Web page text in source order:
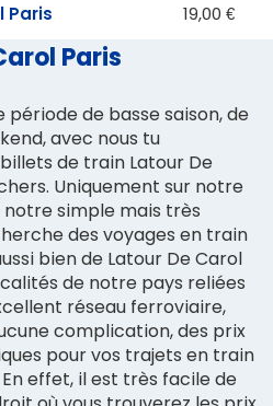
Paris 19,00 €
Paris
de basse saison, de
avec nous tu
de train Latour De
Uniquement sur notre
simple mais très
des voyages en train
bien de Latour De Carol
de notre pays reliées
réseau ferroviaire,
complication, des prix
pour vos trajets en train
effet, il est très facile de